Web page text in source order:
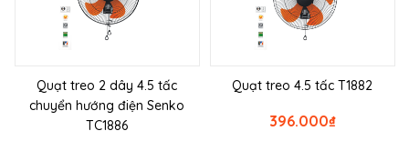
Quạt treo 2 dây 4.5 tấc
chuyển hướng điện Senko
TC1886
Quạt treo 4.5 tấc T1882
₫
396.000